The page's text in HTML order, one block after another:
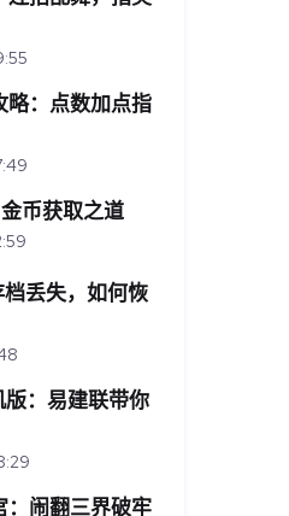
略：点数加点指
币获取之道
丢失，如何恢
：易建联带你
：闹翻三界破牢